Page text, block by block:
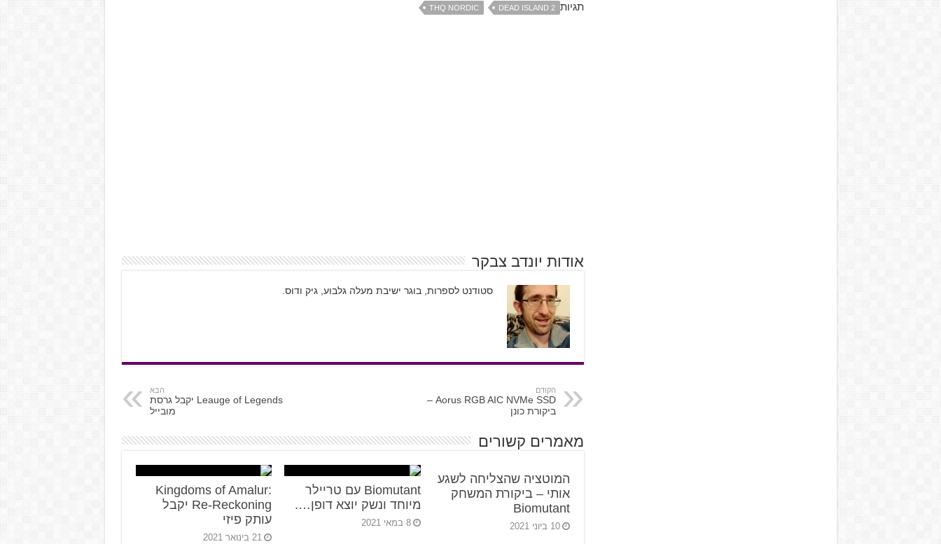
תגיות DEAD ISLAND 2
THQ NORDIC
אודות יונדב צבקר
סטודנט לספרות, בוגר ישיבת מעלה גלבוע, גיק ודוס.
הקודם
Aorus RGB AIC NVMe SSD –
ביקורת כונן
הבא
Leauge of Legends יקבל גרסת
מובייל
מאמרים קשורים
המוטציה שהצליחה לשגע
אותי – ביקורת המשחק
Biomutant
10 ביוני 2021
Biomutant עם טריילר
מיוחד ונשק יוצא דופן….
8 במאי 2021
Kingdoms of Amalur:
Re-Reckoning יקבל
עותק פיזי
21 בינואר 2021